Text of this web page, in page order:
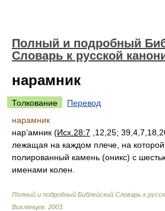
Полный и подробный
Словарь к русской
нарамник
Толкование
Перевод
нарамник
нар’амник (Исх.28:7 ,12,25;
лежащая на каждом плече, на которой
полированный камень (оникс) с
именами колен.
Полный и подробный Библейский Словарь к
Вихлянцев 2003